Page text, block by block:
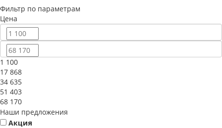
Фильтр по параметрам
Цена
1 100
17 868
34 635
51 403
68 170
Наши предложения
Акция